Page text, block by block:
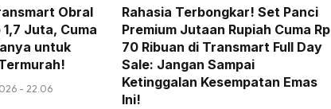
Obral
1,7 Juta, Cuma
untuk
- 22.06
Rahasia Terbongkar! Set Panci
Premium Jutaan Rupiah Cuma Rp
70 Ribuan di Transmart Full Day
Sale: Jangan Sampai
Ketinggalan Kesempatan Emas
Ini!